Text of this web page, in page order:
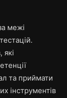
межі
які
та приймати
інструментів